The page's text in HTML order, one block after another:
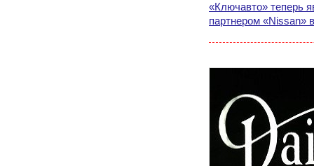
«Ключавто» теперь
партнером «Nissan»